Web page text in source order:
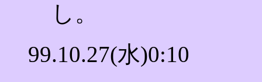
し。
99.10.27(水)0:10